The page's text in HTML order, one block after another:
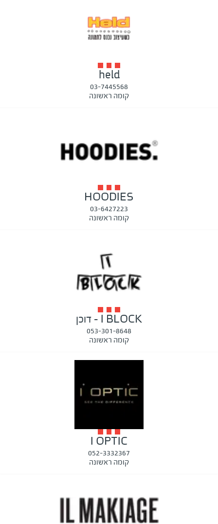
held
03-7445568
קומה ראשונה
HOODIES
03-6427223
קומה ראשונה
I BLOCK - דוכן
053-301-8648
קומה ראשונה
I OPTIC
052-3332367
קומה ראשונה